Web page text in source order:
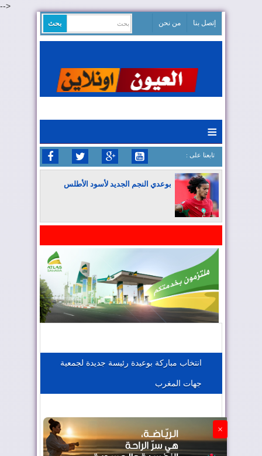
-->
إتصل بنا من نحن
≡
: تابعنا على
بوعدي النجم الجديد لأسود الأطلس
المغرب يعزز موقعه في صناعة الطيران
الجزائر تستسلم لفرنسا
انتخاب مباركة بوعيدة رئيسة جديدة لجمعية
جهات المغرب
×